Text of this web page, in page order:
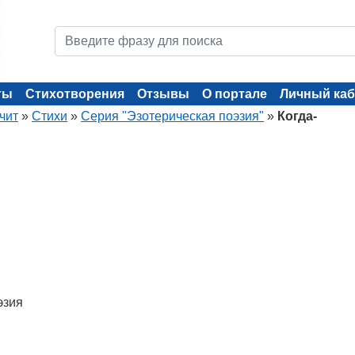
Стихотворения Отзывы О портале
Личный
» Стихи » Серия "Эзотерическая поэзия" » Когда-